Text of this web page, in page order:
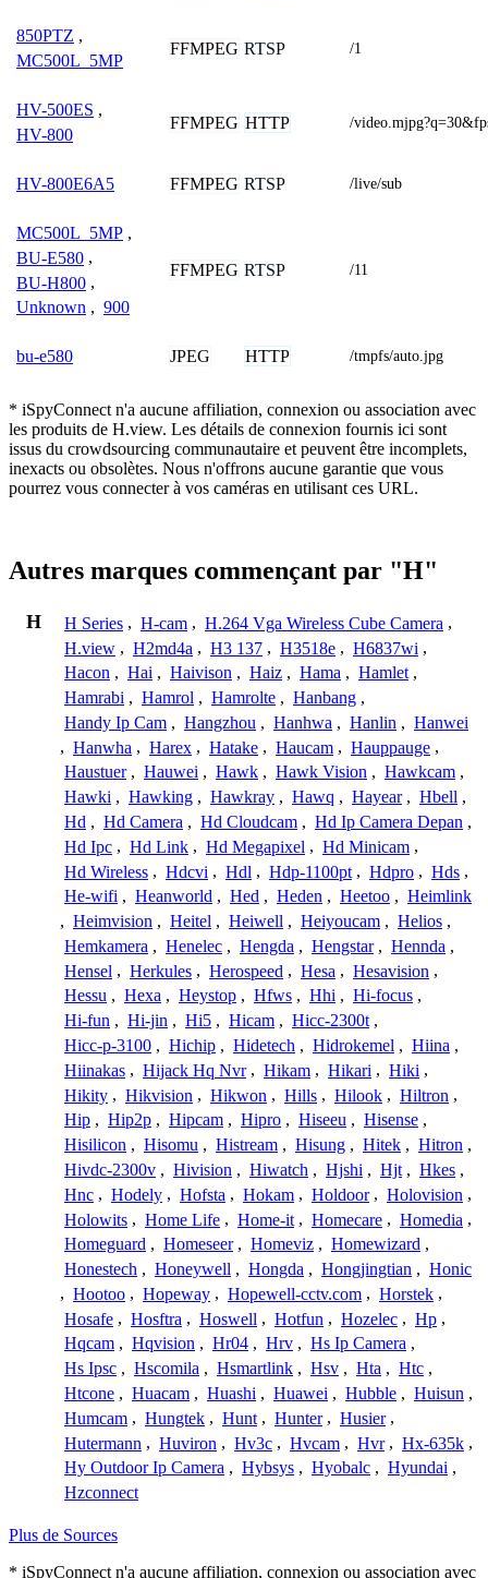
850PTZ ,
MC500L_5MP
FFMPEG RTSP /1
HV-500ES ,
HV-800
FFMPEG HTTP /
HV-800E6A5 FFMPEG RTSP /live/sub
MC500L_5MP ,
BU-E580 ,
BU-H800 ,
Unknown , 900
FFMPEG RTSP /11
bu-e580 JPEG HTTP /tmpfs/auto.jpg
* iSpyConnect n'a aucune affiliation, connexion ou association avec
les produits de H.view. Les détails de connexion fournis ici sont
issus du crowdsourcing communautaire et peuvent être incomplets,
inexacts ou obsolètes. Nous n'offrons aucune garantie que vous
pourrez vous connecter à vos caméras en utilisant ces URL.
Autres marques commençant par "H"
H H Series , H-cam , H.264 Vga Wireless Cube Camera ,
H.view , H2md4a , H3 137 , H3518e , H6837wi ,
Hacon , Hai , Haivison , Haiz , Hama , Hamlet ,
Hamrabi , Hamrol , Hamrolte , Hanbang ,
Handy Ip Cam , Hangzhou , Hanhwa , Hanlin , Hanwei
, Hanwha , Harex , Hatake , Haucam , Hauppauge ,
Haustuer , Hauwei , Hawk , Hawk Vision , Hawkcam ,
Hawki , Hawking , Hawkray , Hawq , Hayear , Hbell ,
Hd , Hd Camera , Hd Cloudcam , Hd Ip Camera Depan ,
Hd Ipc , Hd Link , Hd Megapixel , Hd Minicam ,
Hd Wireless , Hdcvi , Hdl , Hdp-1100pt , Hdpro , Hds ,
He-wifi , Heanworld , Hed , Heden , Heetoo , Heimlink
, Heimvision , Heitel , Heiwell , Heiyoucam , Helios ,
Hemkamera , Henelec , Hengda , Hengstar , Hennda ,
Hensel , Herkules , Herospeed , Hesa , Hesavision ,
Hessu , Hexa , Heystop , Hfws , Hhi , Hi-focus ,
Hi-fun , Hi-jin , Hi5 , Hicam , Hicc-2300t ,
Hicc-p-3100 , Hichip , Hidetech , Hidrokemel , Hiina ,
Hiinakas , Hijack Hq Nvr , Hikam , Hikari , Hiki ,
Hikity , Hikvision , Hikwon , Hills , Hilook , Hiltron ,
Hip , Hip2p , Hipcam , Hipro , Hiseeu , Hisense ,
Hisilicon , Hisomu , Histream , Hisung , Hitek , Hitron ,
Hivdc-2300v , Hivision , Hiwatch , Hjshi , Hjt , Hkes ,
Hnc , Hodely , Hofsta , Hokam , Holdoor , Holovision ,
Holowits , Home Life , Home-it , Homecare , Homedia ,
Homeguard , Homeseer , Homeviz , Homewizard ,
Honestech , Honeywell , Hongda , Hongjingtian , Honic
, Hootoo , Hopeway , Hopewell-cctv.com , Horstek ,
Hosafe , Hosftra , Hoswell , Hotfun , Hozelec , Hp ,
Hqcam , Hqvision , Hr04 , Hrv , Hs Ip Camera ,
Hs Ipsc , Hscomila , Hsmartlink , Hsv , Hta , Htc ,
Htcone , Huacam , Huashi , Huawei , Hubble , Huisun ,
Humcam , Hungtek , Hunt , Hunter , Husier ,
Hutermann , Huviron , Hv3c , Hvcam , Hvr , Hx-635k ,
Hy Outdoor Ip Camera , Hybsys , Hyobalc , Hyundai ,
Hzconnect
Plus de Sources
* iSpyConnect n'a aucune affiliation, connexion ou association avec